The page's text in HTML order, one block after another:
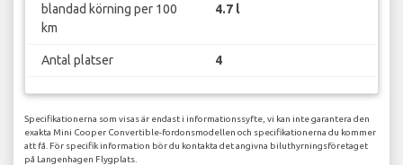
blandad körning per 100
km
4.7 l
Antal platser 4
Specifikationerna som visas är endast i informationssyfte, vi kan inte garantera den
exakta Mini Cooper Convertible-fordonsmodellen och specifikationerna du kommer
att få. För specifik information bör du kontakta det angivna biluthyrningsföretaget
på Langenhagen Flygplats.